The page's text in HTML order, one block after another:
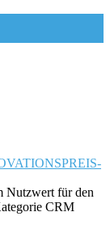
Nutzwert für den
CRM